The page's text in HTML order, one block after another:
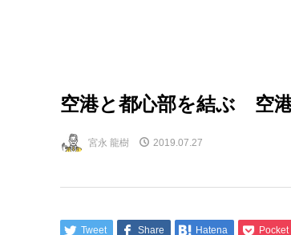
空港と都心部を結ぶ 空
宮永 龍樹 2019.07.27
Tweet Share Hatena Pocket